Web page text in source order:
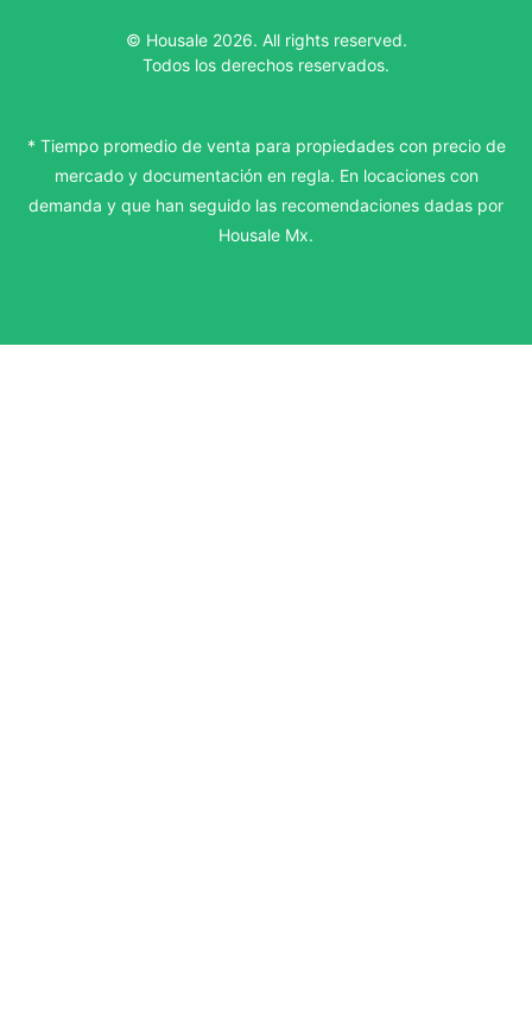
© Housale 2026. All rights reserved.
Todos los derechos reservados.
* Tiempo promedio de venta para propiedades con precio de
mercado y documentación en regla. En locaciones con
demanda y que han seguido las recomendaciones dadas por
Housale Mx.